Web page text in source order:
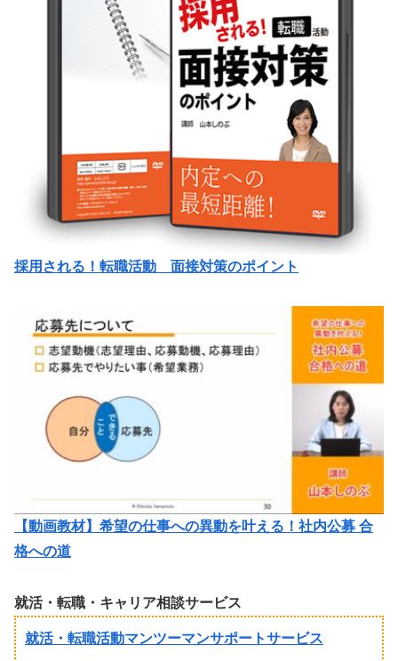
採用される！転職活動 面接対策のポイント
【動画教材】希望の仕事への異動を叶える！社内公募 合
格への道
就活・転職・キャリア相談サービス
就活・転職活動マンツーマンサポートサービス